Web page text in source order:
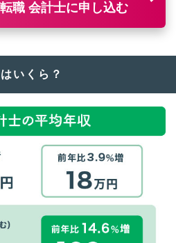
職 会計士に申し込む
いくら？